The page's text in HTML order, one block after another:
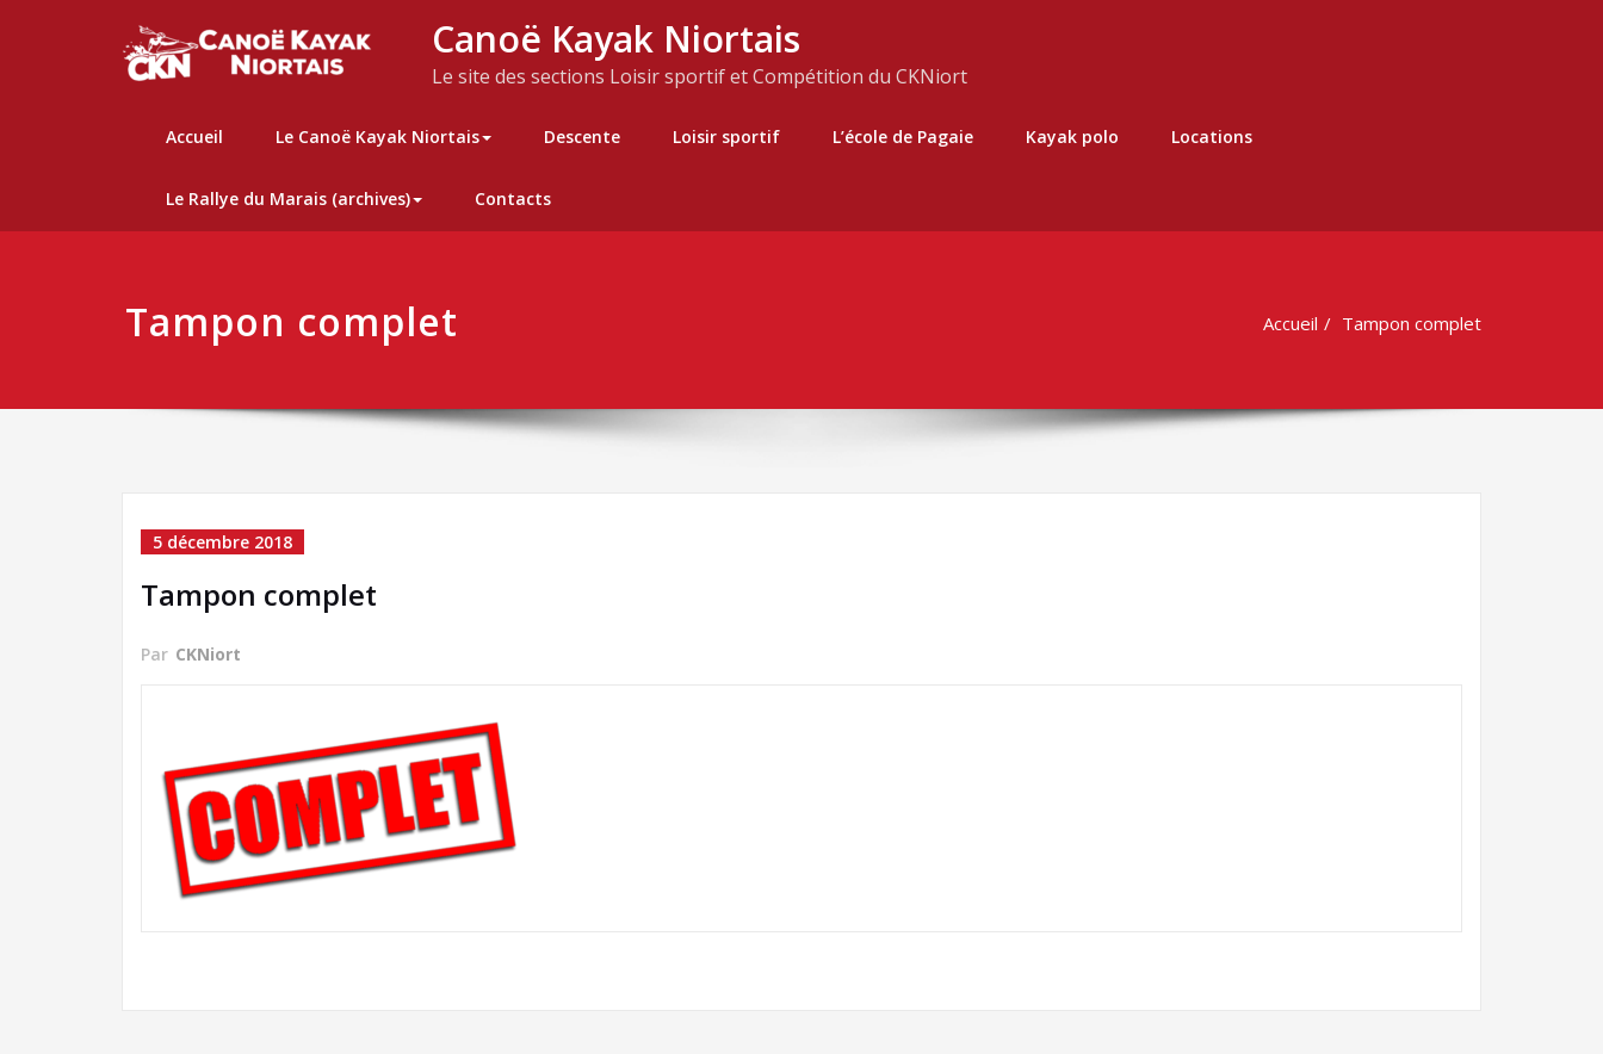
Canoë Kayak Niortais
Le site des sections Loisir sportif et Compétition du CKNiort
Accueil Le Canoë Kayak Niortais Descente Loisir sportif L’école de Pagaie Kayak polo Locations
Le Rallye du Marais (archives) Contacts
Tampon complet Accueil Tampon complet
5 décembre 2018
Tampon complet
Par CKNiort